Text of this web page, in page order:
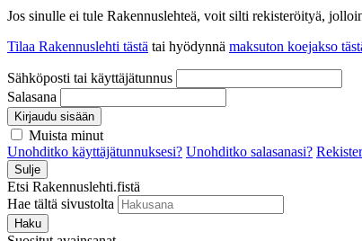
Jos sinulle ei tule Rakennuslehteä, voit silti rekisteröityä,
Tilaa Rakennuslehti tästä tai hyödynnä maksuton koejakso
Sähköposti tai käyttäjätunnus
Salasana
Kirjaudu sisään
Muista minut
Unohditko käyttäjätunnuksesi? Unohditko salasanasi?
Sulje
Etsi Rakennuslehti.fistä
Hae tältä sivustolta
Haku